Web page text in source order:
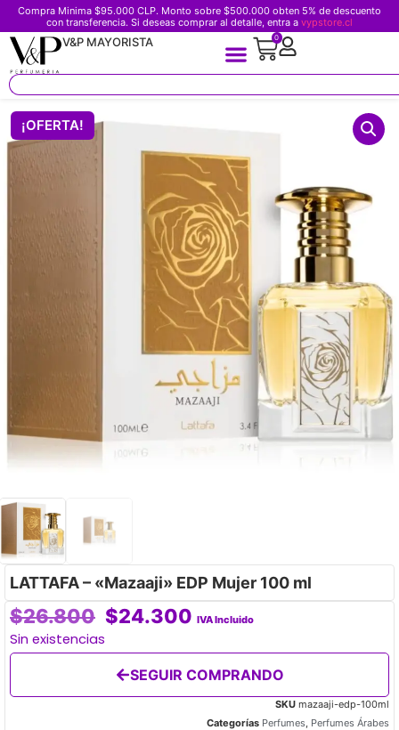
Compra Minima $95.000 CLP. Monto sobre $500.000 obten 5% de descuento
con transferencia. Si deseas comprar al detalle, entra a vypstore.cl
V&P MAYORISTA 0
¡OFERTA!
LATTAFA – «Mazaaji» EDP Mujer 100 ml
$26.800 $24.300 IVA Incluido
Sin existencias
SEGUIR COMPRANDO
SKU mazaaji-edp-100ml
Categorías Perfumes, Perfumes Árabes